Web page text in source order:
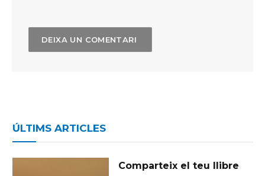
ÚLTIMS ARTICLES
Comparteix el teu llibre